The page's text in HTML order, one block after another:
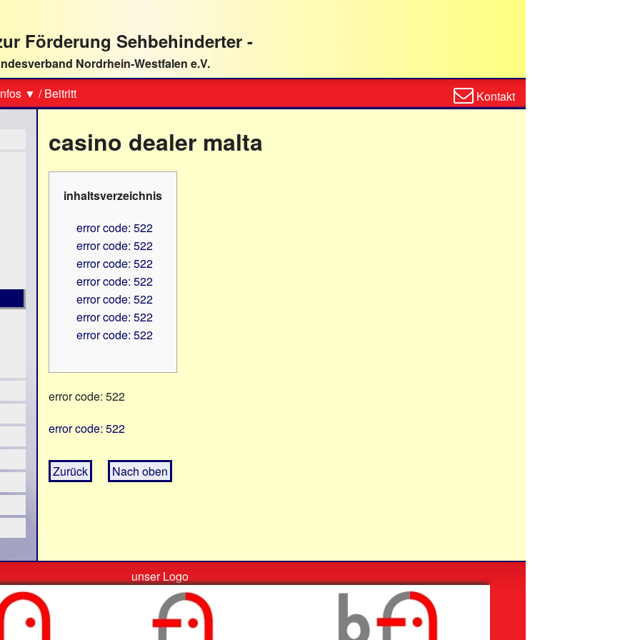
Förderung Sehbehinderter -
Nordrhein-Westfalen e.V.
▼ /Beitritt
Kontaktformular
Kontakt
casino dealer malta
inhaltsverzeichnis
error code: 522
error code: 522
error code: 522
error code: 522
error code: 522
error code: 522
error code: 522
error code: 522
error code: 522
Zurück Nach oben
unser Logo